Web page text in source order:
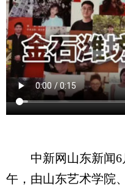
中新网山东新闻6
午，由山东艺术学院